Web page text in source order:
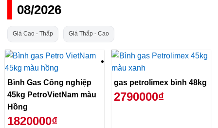
08/2026
Giá Cao - Thấp Giá Thấp - Cao
Bình Gas Công nghiệp
45kg PetroVietNam màu
Hồng
1820000₫
gas petrolimex bình 48kg
2790000₫